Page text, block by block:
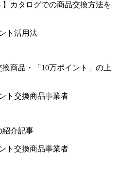
】カタログでの商品交換方法を
ト活用法
商品・「10万ポイント」の上
ト交換商品事業者
紹介記事
ト交換商品事業者